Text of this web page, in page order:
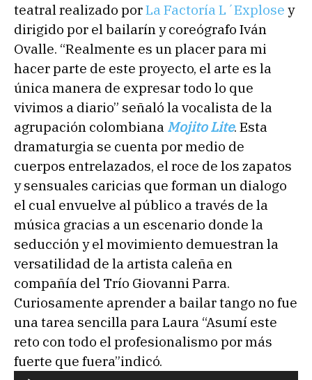
teatral realizado porLa Factoría L´Explose y
dirigido por el bailarín y coreógrafo Iván
Ovalle. “Realmente es un placer para mi
hacer parte de este proyecto, el arte es la
única manera de expresar todo lo que
vivimos a diario” señaló la vocalista de la
agrupación colombiana Mojito Lite. Esta
dramaturgia se cuenta por medio de
cuerpos entrelazados, el roce de los zapatos
y sensuales caricias que forman un dialogo
el cual envuelve al público a través de la
música gracias a un escenario donde la
seducción y el movimiento demuestran la
versatilidad de la artista caleña en
compañía del Trío Giovanni Parra.
Curiosamente aprender a bailar tango no fue
una tarea sencilla para Laura “Asumí este
reto con todo el profesionalismo por más
fuerte que fuera”indicó.